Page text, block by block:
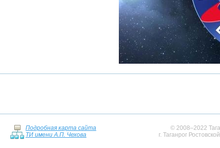
Подробная карта сайта
ТИ имени А.П. Чехова
© 2008–2022
г. Таганрог